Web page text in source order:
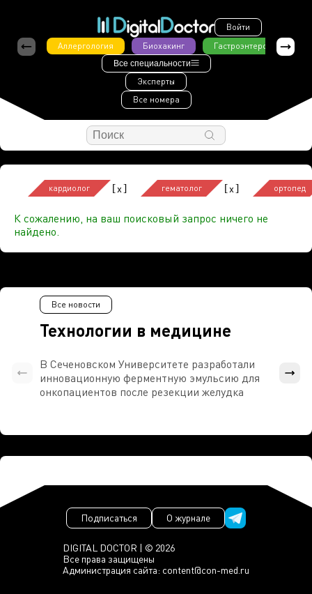
Войти
Аллергология
Биохакинг Гастроэнтерология
Все специальности
Эксперты
Все номера
кардиолог [x] гематолог [x] ортопед
К сожалению, на ваш поисковый запрос ничего не
найдено.
Технологии в медицине
Все новости
В Сеченовском Университете разработали
инновационную ферментную эмульсию для
онкопациентов после резекции желудка
DIGITAL DOCTOR | © 2026
Все права защищены
Администрация сайта: content@con-med.ru
Подписаться О журнале